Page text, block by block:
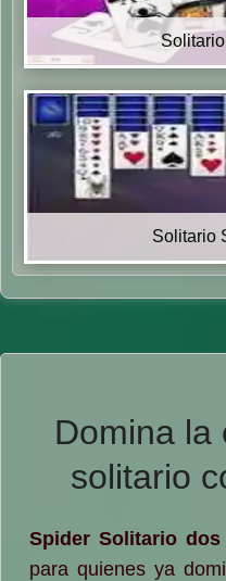
Solitario
Domina la
solitario
Spider Solitario dos
para quienes ya